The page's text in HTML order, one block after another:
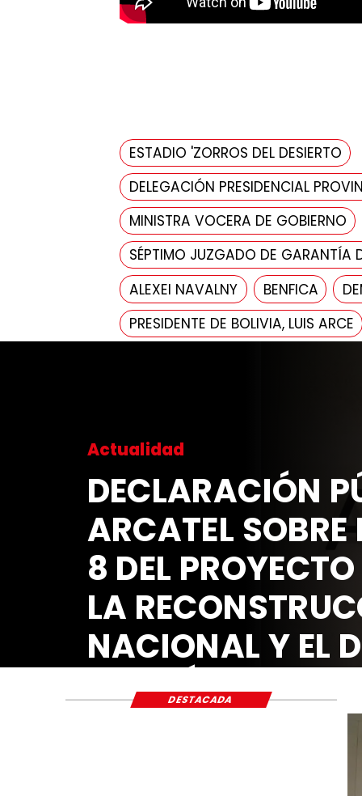
ESTADIO 'ZORROS DEL DESIERTO
DELEGACIÓN PRESIDENCIAL
MINISTRA VOCERA DE GOBIERNO
SÉPTIMO JUZGADO DE GARANTÍA
ALEXEI NAVALNY
BENFICA
PRESIDENTE DE BOLIVIA, LUIS ARCE
Actualidad
DECLARACIÓN
ARCATEL SOBRE
8 DEL
LA
NACIONAL Y EL
ECONÓMICO Y
DESTACADA